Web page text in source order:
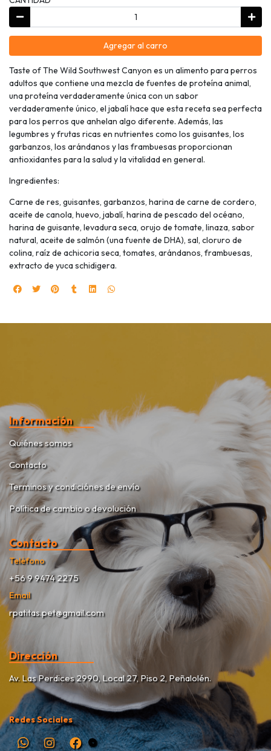
Agregar al carro
Taste of The Wild Southwest Canyon es un alimento para perros
adultos que contiene una mezcla de fuentes de proteína animal,
una proteína verdaderamente única con un sabor
verdaderamente único, el jabalí hace que esta receta sea perfecta
para los perros que anhelan algo diferente. Además, las
legumbres y frutas ricas en nutrientes como los guisantes, los
garbanzos, los arándanos y las frambuesas proporcionan
antioxidantes para la salud y la vitalidad en general.
Ingredientes:
Carne de res, guisantes, garbanzos, harina de carne de cordero,
aceite de canola, huevo, jabalí, harina de pescado del océano,
harina de guisante, levadura seca, orujo de tomate, linaza, sabor
natural, aceite de salmón (una fuente de DHA), sal, cloruro de
colina, raíz de achicoria seca, tomates, arándanos, frambuesas,
extracto de yuca schidigera.
Información
Quiénes somos
Contacto
Terminos y condiciónes de envío
Política de cambio o devolución
Contacto
Teléfono
+56 9 9474 2275
Email
rpatitas.pet@gmail.com
Dirección
Av. Las Perdices 2990, Local 27, Piso 2, Peñalolén.
Redes Sociales